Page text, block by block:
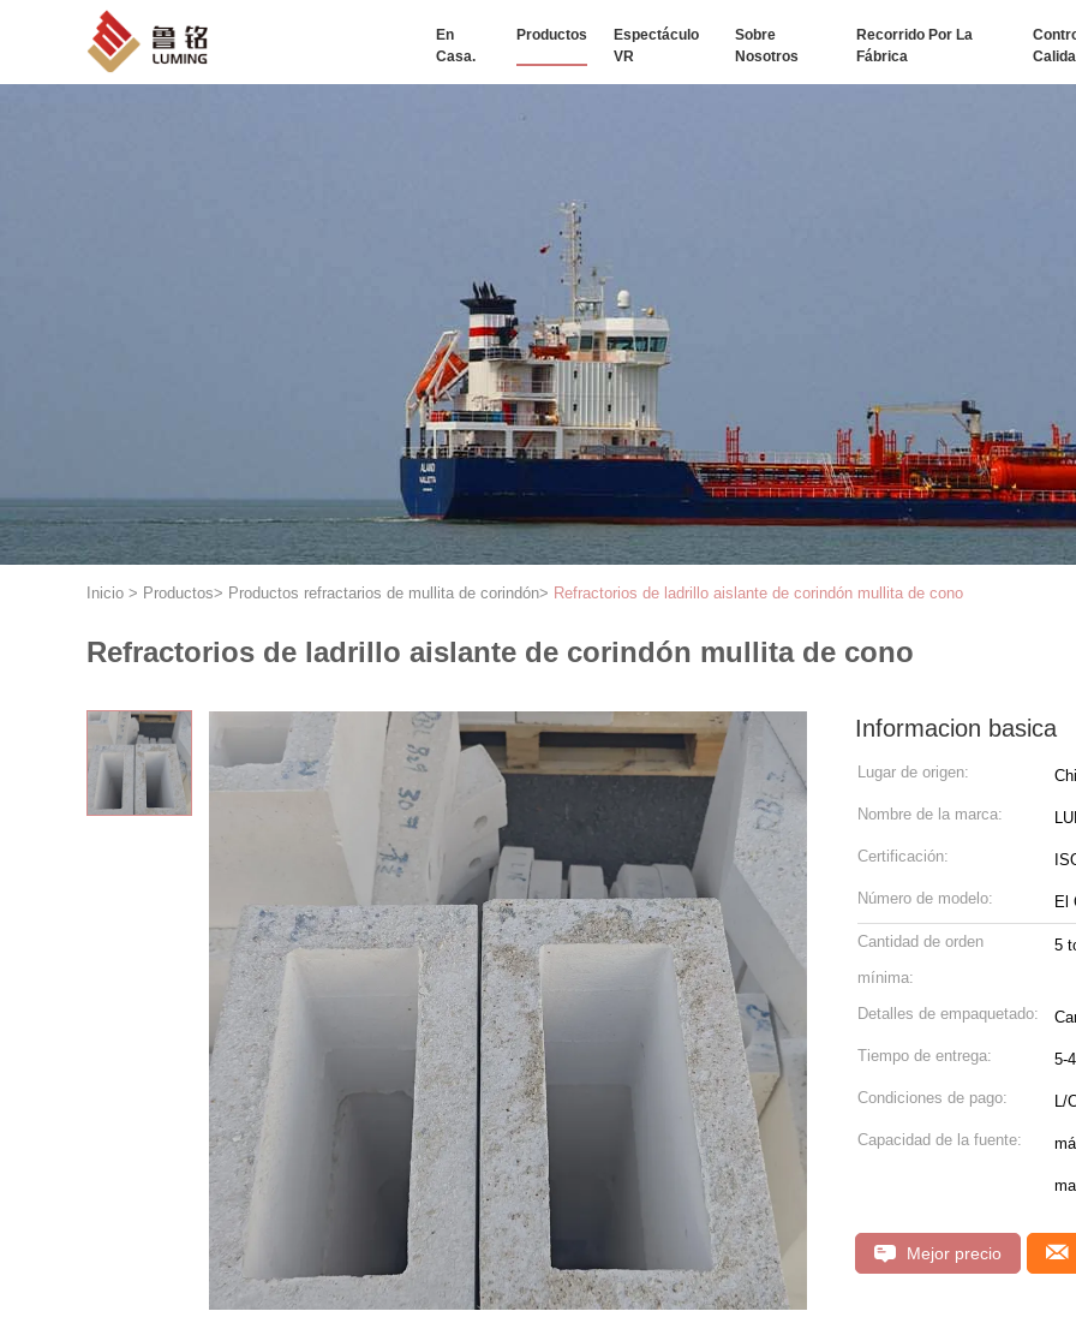
En
Casa.
Productos
Espectáculo
VR
Sobre
Nosotros
Recorrido Por La
Fábrica
Inicio > Productos> Productos refractarios de mullita de corindón> Refractorios de ladrillo aislante de corindón mullita de cono
Refractorios de ladrillo aislante de corindón mullita de cono
Informacion basica
Lugar de origen:
Nombre de la marca:
Certificación:
Número de modelo: El
Cantidad de orden
mínima:
5
Detalles de empaquetado:
Tiempo de entrega: 5-
Condiciones de pago: L/
Capacidad de la fuente:
Mejor precio